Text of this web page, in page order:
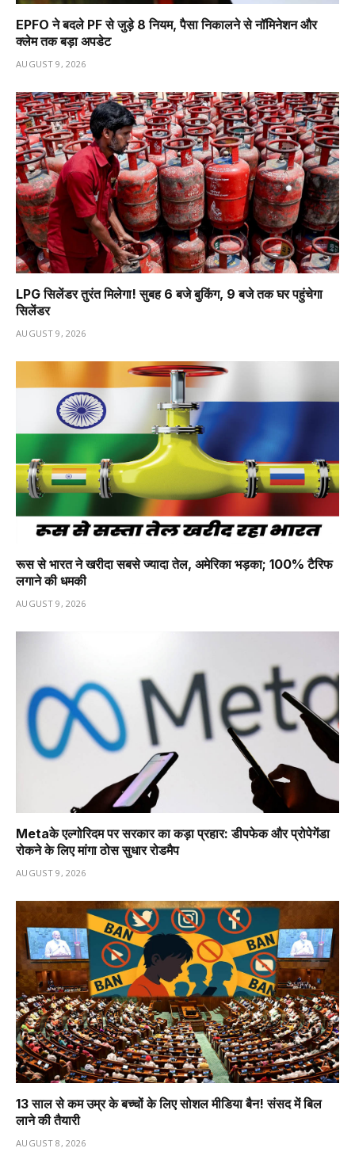
EPFO ने बदले PF से जुड़े 8 नियम, पैसा निकालने से नॉमिनेशन और
क्लेम तक बड़ा अपडेट
AUGUST 9, 2026
LPG सिलेंडर तुरंत मिलेगा! सुबह 6 बजे बुकिंग, 9 बजे तक घर पहुंचेगा
सिलेंडर
AUGUST 9, 2026
रूस से भारत ने खरीदा सबसे ज्यादा तेल, अमेरिका भड़का; 100% टैरिफ
लगाने की धमकी
AUGUST 9, 2026
Metaके एल्गोरिदम पर सरकार का कड़ा प्रहार: डीपफेक और प्रोपेगेंडा
रोकने के लिए मांगा ठोस सुधार रोडमैप
AUGUST 9, 2026
13 साल से कम उम्र के बच्चों के लिए सोशल मीडिया बैन! संसद में बिल
लाने की तैयारी
AUGUST 8, 2026